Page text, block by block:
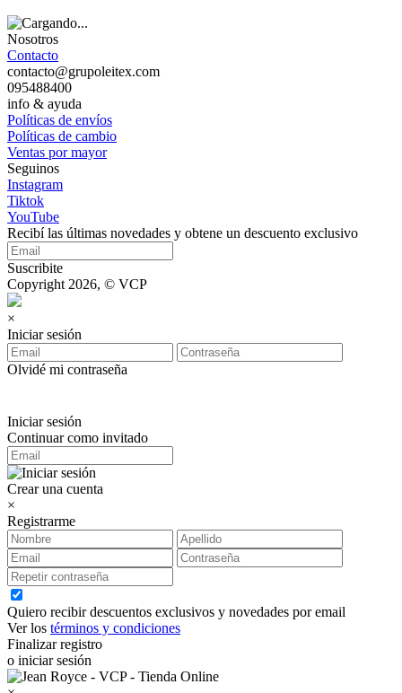
Nosotros
Contacto
contacto@grupoleitex.com
095488400
info & ayuda
Políticas de envíos
Políticas de cambio
Ventas por mayor
Seguinos
Instagram
Tiktok
YouTube
Recibí las últimas novedades y obtene un descuento exclusivo
Suscribite
Copyright 2026, © VCP
×
Iniciar sesión
Olvidé mi contraseña
Iniciar sesión
Continuar como invitado
Crear una cuenta
×
Registrarme
Quiero recibir descuentos exclusivos y novedades por email
Ver los términos y condiciones
Finalizar registro
o iniciar sesión